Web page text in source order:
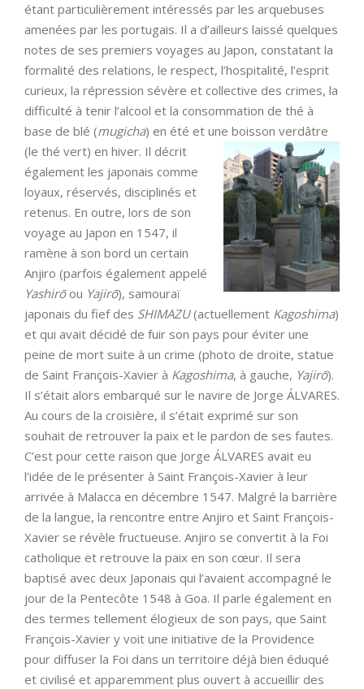
étant particulièrement intéressés par les arquebuses
amenées par les portugais. Il a d’ailleurs laissé quelques
notes de ses premiers voyages au Japon, constatant la
formalité des relations, le respect, l’hospitalité, l’esprit
curieux, la répression sévère et collective des crimes, la
difficulté à tenir l’alcool et la consommation de thé à
base de blé (mugicha) en été et une boisson verdâtre
(le thé vert) en hiver. Il décrit
également les japonais comme
loyaux, réservés, disciplinés et
retenus. En outre, lors de son
voyage au Japon en 1547, il
ramène à son bord un certain
Anjiro (parfois également appelé
Yashirōou Yajirō), samouraï
japonais du fief des SHIMAZU(actuellement Kagoshima)
et qui avait décidé de fuir son pays pour éviter une
peine de mort suite à un crime (photo de droite, statue
de Saint François-Xavier à Kagoshima, à gauche, Yajirō).
Il s’était alors embarqué sur le navire de Jorge ÁLVARES.
Au cours de la croisière, il s’était exprimé sur son
souhait de retrouver la paix et le pardon de ses fautes.
C’est pour cette raison que Jorge ÁLVARES avait eu
l’idée de le présenter à Saint François-Xavier à leur
arrivée à Malacca en décembre 1547. Malgré la barrière
de la langue, la rencontre entre Anjiro et Saint François-
Xavier se révèle fructueuse. Anjiro se convertit à la Foi
catholique et retrouve la paix en son cœur. Il sera
baptisé avec deux Japonais qui l’avaient accompagné le
jour de la Pentecôte 1548 à Goa. Il parle également en
des termes tellement élogieux de son pays, que Saint
François-Xavier y voit une initiative de la Providence
pour diffuser la Foi dans un territoire déjà bien éduqué
et civilisé et apparemment plus ouvert à accueillir des